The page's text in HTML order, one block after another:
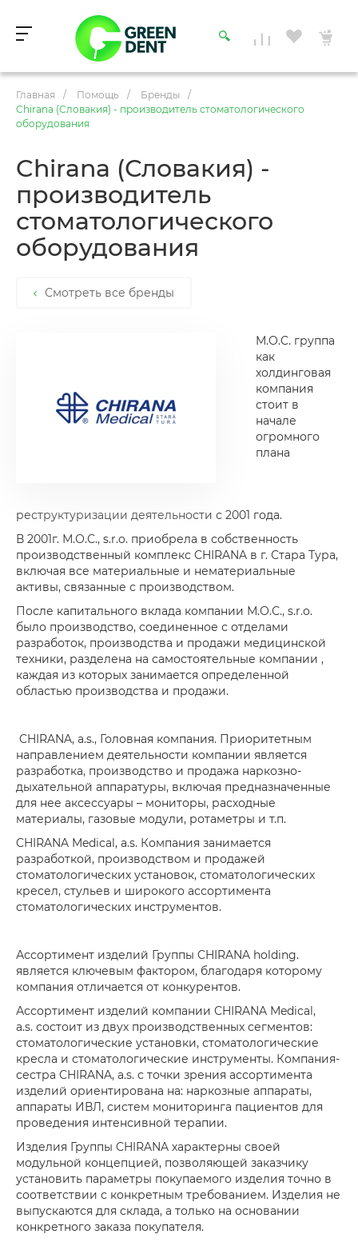
Главная / Помощь / Бренды
/
Chirana (Словакия) - производитель стоматологического
оборудования
Chirana (Словакия) -
производитель
стоматологического
оборудования
Смотреть все бренды
M.O.C. группа
как
холдинговая
компания
стоит в
начале
огромного
плана
реструктуризации деятельности с 2001 года.
В 2001г. М.О.С., s.r.o. приобрела в собственность
производственный комплекс CHIRANA в г. Стара Тура,
включая все материальные и нематериальные
активы, связанные с производством.
После капитального вклада компании М.О.С., s.r.o.
было производство, соединенное с отделами
разработок, производства и продажи медицинской
техники, разделена на самостоятельные компании ,
каждая из которых занимается определенной
областью производства и продажи.
CHIRANA, a.s., Головная компания. Приоритетным
направлением деятельности компании является
разработка, производство и продажа наркозно-
дыхательной аппаратуры, включая предназначенные
для нее аксессуары – мониторы, расходные
материалы, газовые модули, ротаметры и т.п.
CHIRANA Medical, a.s. Компания занимается
разработкой, производством и продажей
стоматологических установок, стоматологических
кресел, стульев и широкого ассортимента
стоматологических инструментов.
Ассортимент изделий Группы CHIRANA holding.
является ключевым фактором, благодаря которому
компания отличается от конкурентов.
Ассортимент изделий компании CHIRANA Medical,
a.s. состоит из двух производственных сегментов:
стоматологические установки, стоматологические
кресла и стоматологические инструменты. Компания-
сестра CHIRANA, a.s. с точки зрения ассортимента
изделий ориентирована на: наркозные аппараты,
аппараты ИВЛ, систем мониторинга пациентов для
проведения интенсивной терапии.
Изделия Группы CHIRANA характерны своей
модульной концепцией, позволяющей заказчику
установить параметры покупаемого изделия точно в
соответствии с конкретным требованием. Изделия не
выпускаются для склада, а только на основании
конкретного заказа покупателя.